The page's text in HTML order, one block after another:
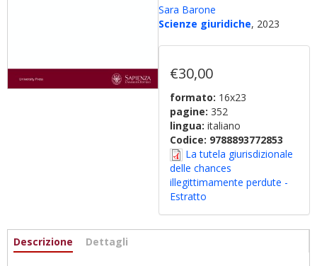
Sara Barone
Scienze giuridiche, 2023
€30,00
formato: 16x23
pagine: 352
lingua: italiano
Codice: 9788893772853
La tutela giurisdizionale
delle chances
illegittimamente perdute -
Estratto
Informazioni
Descrizione (scheda
Dettagli